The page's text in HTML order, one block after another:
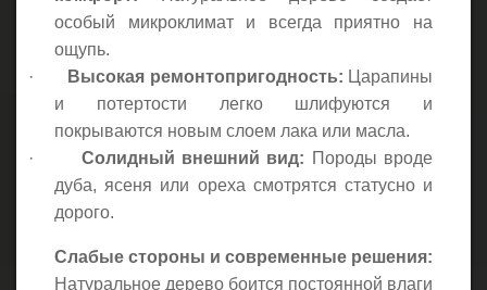
особый микроклимат и всегда приятно на
ощупь.
·
Высокая ремонтопригодность: Царапины
и потертости легко шлифуются и
покрываются новым слоем лака или масла.
· Солидный внешний вид: Породы вроде
дуба, ясеня или ореха смотрятся статусно и
дорого.
Слабые стороны и современные решения:
Натуральное дерево боится постоянной влаги